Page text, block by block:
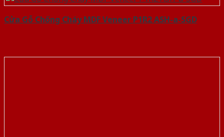
Cửa Gỗ Chống Cháy MDF Veneer P1R2 ASH-a-SGD